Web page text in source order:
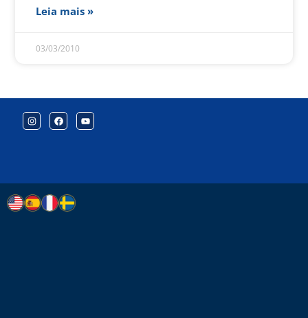
Leia mais »
03/03/2010